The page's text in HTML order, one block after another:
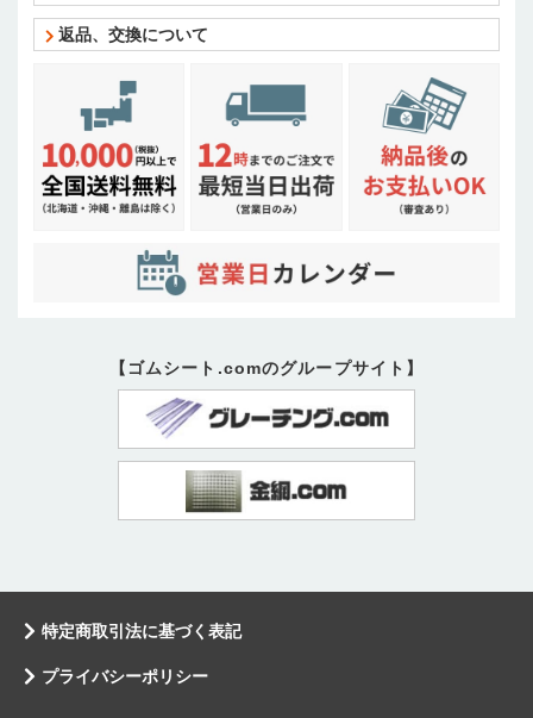
返品、交換について
【ゴムシート.comのグループサイト】
特定商取引法に基づく表記
プライバシーポリシー